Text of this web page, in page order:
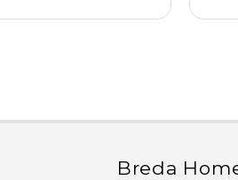
Breda